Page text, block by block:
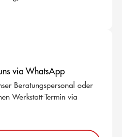
via WhatsApp
Beratungspersonal oder
Werkstatt-Termin via